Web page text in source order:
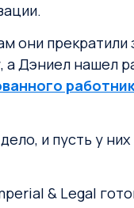
они прекратили
а Дэниел нашел
и пусть у них
& Legal